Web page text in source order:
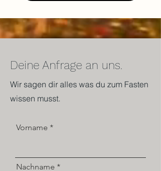
Deine Anfrage an uns.
Wir sagen dir alles was du zum Fasten
wissen musst.
Vorname
Nachname